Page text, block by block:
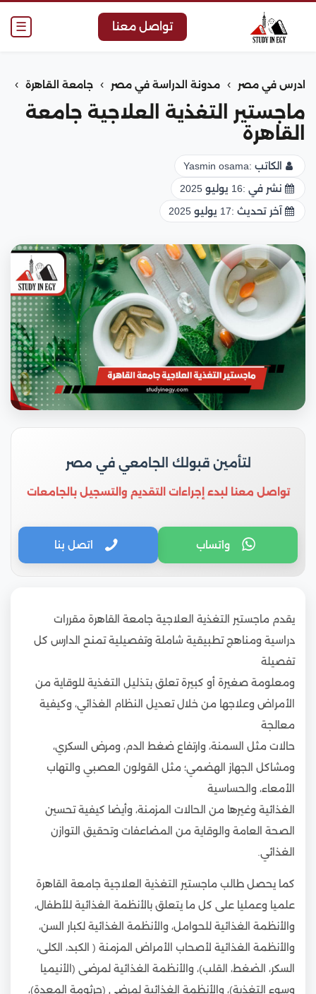
☰ تواصل معنا
ادرس في مصر › مدونة الدراسة في مصر › جامعة القاهرة ›
ماجستير التغذية العلاجية جامعة
القاهرة
الكاتب :Yasmin osama
نشر في :16 يوليو 2025
آخر تحديث :17 يوليو 2025
لتأمين قبولك الجامعي في مصر
تواصل معنا لبدء إجراءات التقديم والتسجيل بالجامعات
واتساب اتصل بنا
يقدم ماجستير التغذية العلاجية جامعة القاهرة مقررات
دراسية ومناهج تطبيقية شاملة وتفصيلية تمنح الدارس كل
تفصيلة
ومعلومة صغيرة أو كبيرة تعلق بتذليل التغذية للوقاية من
الأمراض وعلاجها من خلال تعديل النظام الغذائي، وكيفية
معالجة
حالات مثل السمنة، وارتفاع ضغط الدم، ومرض السكري،
ومشاكل الجهاز الهضمي؛ مثل القولون العصبي والتهاب
الأمعاء، والحساسية
الغذائية وغيرها من الحالات المزمنة، وأيضا كيفية تحسين
الصحة العامة والوقاية من المضاعفات وتحقيق التوازن
الغذائي.
كما يحصل طالب ماجستير التغذية العلاجية جامعة القاهرة
علميا وعمليا على كل ما يتعلق بالأنظمة الغذائية للأطفال،
والأنظمة الغذائية للحوامل، والأنظمة الغذائية لكبار السن،
والأنظمة الغذائية لأصحاب الأمراض المزمنة ( الكبد، الكلى،
السكر، الضغط، القلب)، والأنظمة الغذائية لمرضى (الأنيميا
وسوء التغذية)، والأنظمة الغذائية لمرضى (جرثومة المعدة)،